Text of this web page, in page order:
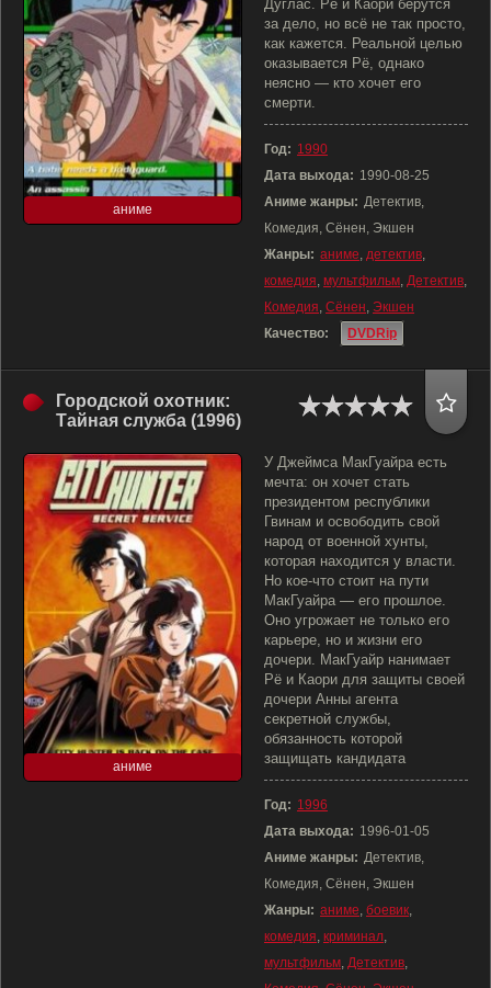
аниме
Дуглас. Рё и Каори берутся
за дело, но всё не так просто,
как кажется. Реальной целью
оказывается Рё, однако
неясно — кто хочет его
смерти.
Год: 1990
Дата выхода: 1990-08-25
Аниме жанры: Детектив,
Комедия, Сёнен, Экшен
Жанры: аниме, детектив,
комедия, мультфильм, Детектив,
Комедия, Сёнен, Экшен
Качество:
DVDRip
Городской охотник:
Тайная служба (1996)
аниме
У Джеймса МакГуайра есть
мечта: он хочет стать
президентом республики
Гвинам и освободить свой
народ от военной хунты,
которая находится у власти.
Но кое-что стоит на пути
МакГуайра — его прошлое.
Оно угрожает не только его
карьере, но и жизни его
дочери. МакГуайр нанимает
Рё и Каори для защиты своей
дочери Анны агента
секретной службы,
обязанность которой
защищать кандидата
Год: 1996
Дата выхода: 1996-01-05
Аниме жанры: Детектив,
Комедия, Сёнен, Экшен
Жанры: аниме, боевик,
комедия, криминал,
мультфильм, Детектив,